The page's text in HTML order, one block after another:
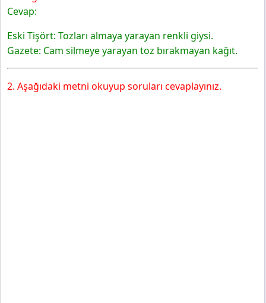
Cevap:
Eski Tişört: Tozları almaya yarayan renkli giysi.
Gazete: Cam silmeye yarayan toz bırakmayan kağıt.
2. Aşağıdaki metni okuyup soruları cevaplayınız.